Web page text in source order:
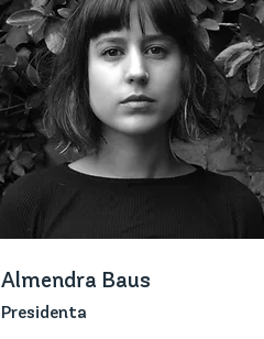
Almendra Baus
Presidenta